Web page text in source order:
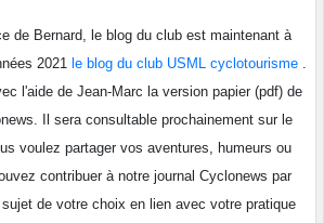
de Bernard, le blog du club est maintenant à
2021 le blog du club USML cyclotourisme .
l'aide de Jean-Marc la version papier (pdf) de
Il sera consultable prochainement sur le
voulez partager vos aventures, humeurs ou
contribuer à notre journal Cyclonews par
de votre choix en lien avec votre pratique